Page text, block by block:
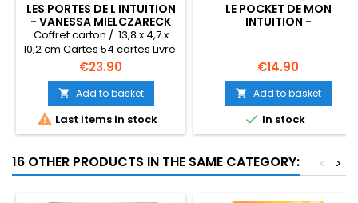
LES PORTES DE L INTUITION
- VANESSA MIELCZARECK
Coffret carton / 13,8 x 4,7 x
10,2 cm Cartes 54 cartes Livre
Français 2013 plus édité
dernier exemplaire
Price
€23.90
 Add to basket
 Last items in stock
LE POCKET DE MON
INTUITION -
Price
€14.90
 Add to basket
 In stock
16 OTHER PRODUCTS IN THE SAME CATEGORY: >
<